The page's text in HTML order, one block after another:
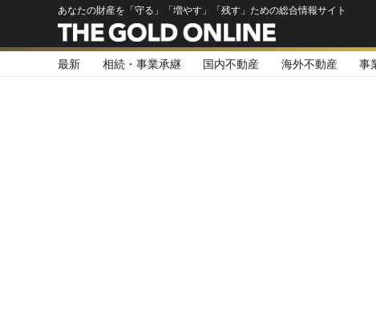
あなたの財産を「守る」「増やす」「残す」ための総合情報サイト
最新 相続・事業承継 国内不動産 海外不動産 事